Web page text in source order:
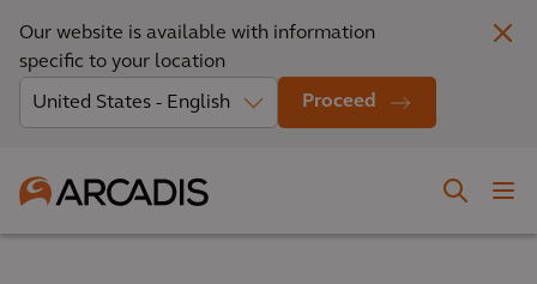
Our website is available with information
specific to your location
Proceed